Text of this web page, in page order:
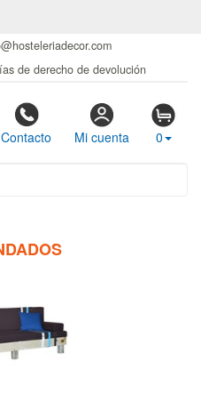
de derecho de devolución
Contacto Mi cuenta 0